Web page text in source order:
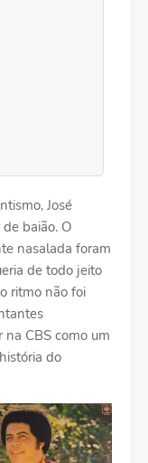
José
baião. O
nasalada foram
de todo jeito
ritmo não foi
na CBS como um
do